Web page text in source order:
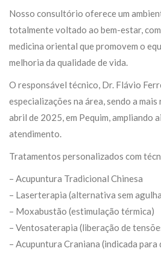
Nosso consultório oferece um
totalmente voltado ao bem-estar,
medicina oriental que promovem o
melhoria da qualidade de vida.
O responsável técnico, Dr. Flávio
especializações na área, sendo a
abril de 2025, em Pequim, ampliando
atendimento.
Tratamentos personalizados com
– Acupuntura Tradicional Chinesa
– Laserterapia (alternativa sem
– Moxabustão (estimulação térmica)
– Ventosaterapia (liberação de
– Acupuntura Craniana (indicada